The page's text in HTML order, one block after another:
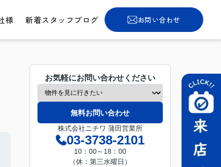
様 新着スタッフブログ お問い合わせ
お気軽にお問い合わせください
無料お問い合わせ
株式会社ニチワ 蒲田営業所
03-3738-2101
10：00～18：00
（休：第三水曜日）